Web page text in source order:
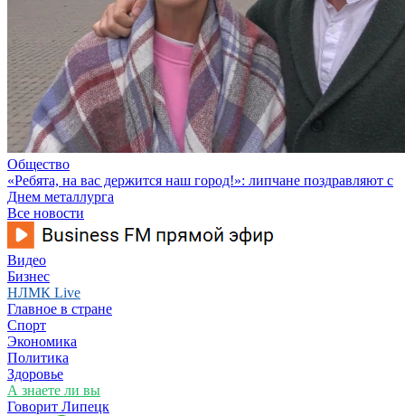
Общество
«Ребята, на вас держится наш город!»: липчане поздравляют с
Днем металлурга
Все новости
Видео
Бизнес
НЛМК Live
Главное в стране
Спорт
Экономика
Политика
Здоровье
А знаете ли вы
Говорит Липецк